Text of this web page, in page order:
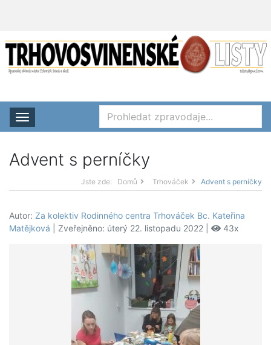
Rozbalit nabídku
Advent s perníčky
Jste zde: Domů Trhováček Advent s perníčky
Autor: Za kolektiv Rodinného centra Trhováček Bc. Kateřina
Matějková | Zveřejněno: úterý 22. listopadu 2022 | 43x